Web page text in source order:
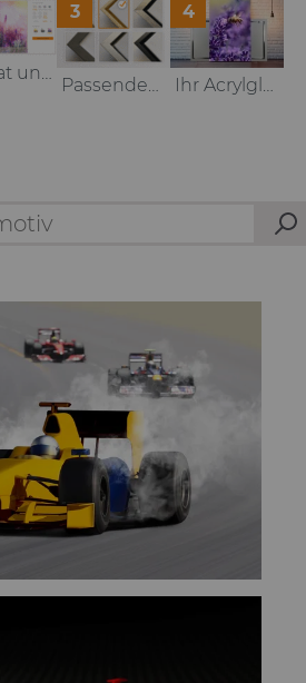
Format und Größe auswählen
3
Passenden Rahmen auswählen
4
Ihr Acrylglas-Bild fertig zum Anbringen